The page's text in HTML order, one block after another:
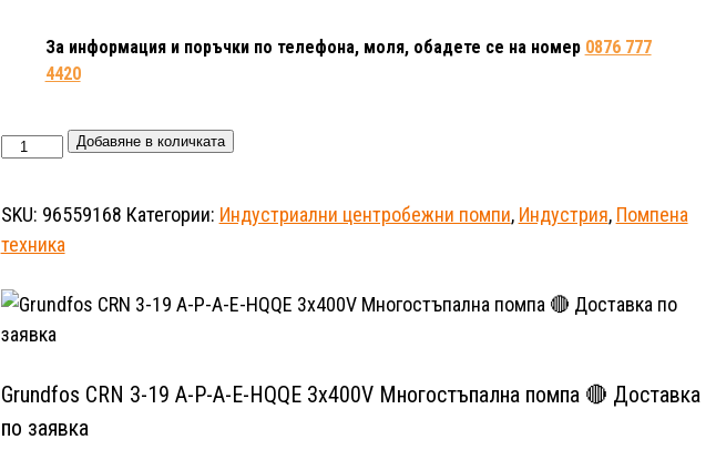
За информация и поръчки по телефона, моля, обадете се на номер 0876 777
4420
Grundfos
3-
P-
HQQE
Многостъпална
Добавяне в количката
SKU: 96559168 Категории: Индустриални центробежни помпи, Индустрия, Помпена
техника
Grundfos CRN 3-19 A-P-A-E-HQQE 3x400V Многостъпална помпа 🔴 Доставка
по заявка